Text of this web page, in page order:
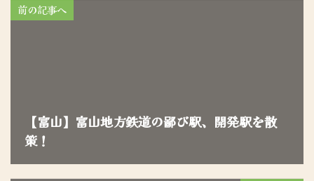
前の記事へ
【富山】富山地方鉄道の鄙び駅、開発駅を散
策！